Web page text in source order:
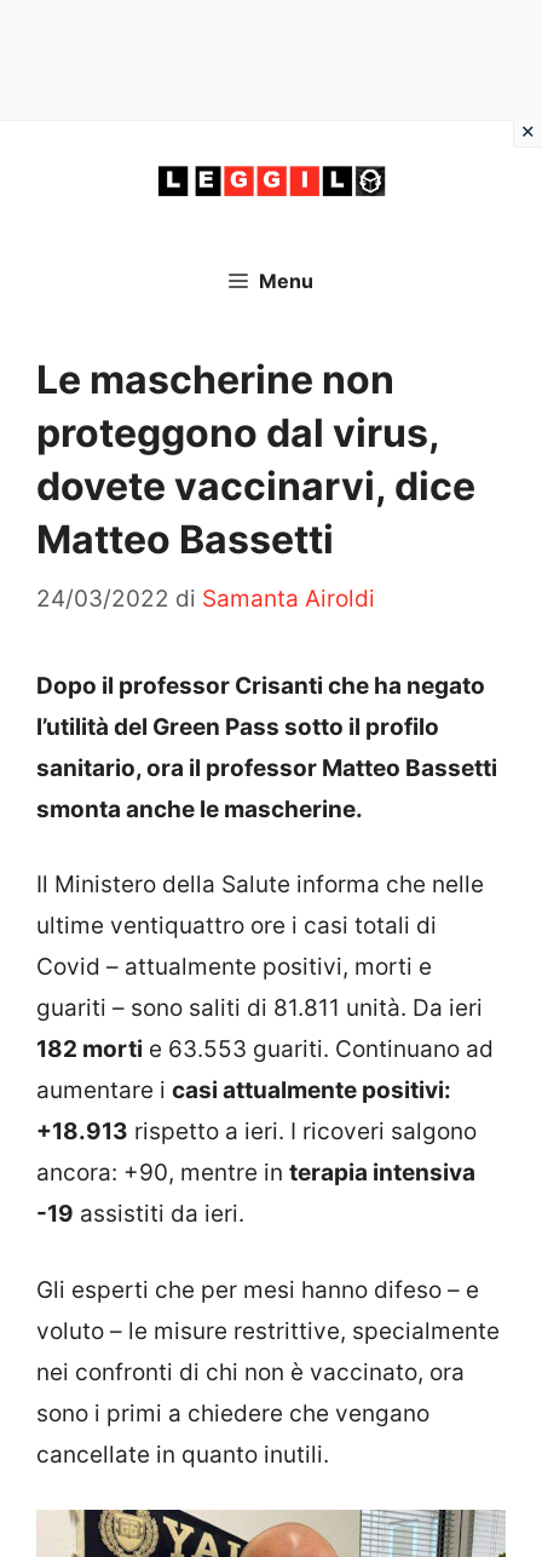
Menu
Le mascherine non
proteggono dal virus,
dovete vaccinarvi, dice
Matteo Bassetti
24/03/2022 di Samanta Airoldi
Dopo il professor Crisanti che ha negato
l’utilità del Green Pass sotto il profilo
sanitario, ora il professor Matteo Bassetti
smonta anche le mascherine.
Il Ministero della Salute informa che nelle
ultime ventiquattro ore i casi totali di
Covid – attualmente positivi, morti e
guariti – sono saliti di 81.811 unità. Da ieri
182 morti e 63.553 guariti. Continuano ad
aumentare i casi attualmente positivi:
+18.913 rispetto a ieri. I ricoveri salgono
ancora: +90, mentre in terapia intensiva
-19 assistiti da ieri.
Gli esperti che per mesi hanno difeso – e
voluto – le misure restrittive, specialmente
nei confronti di chi non è vaccinato, ora
sono i primi a chiedere che vengano
cancellate in quanto inutili.